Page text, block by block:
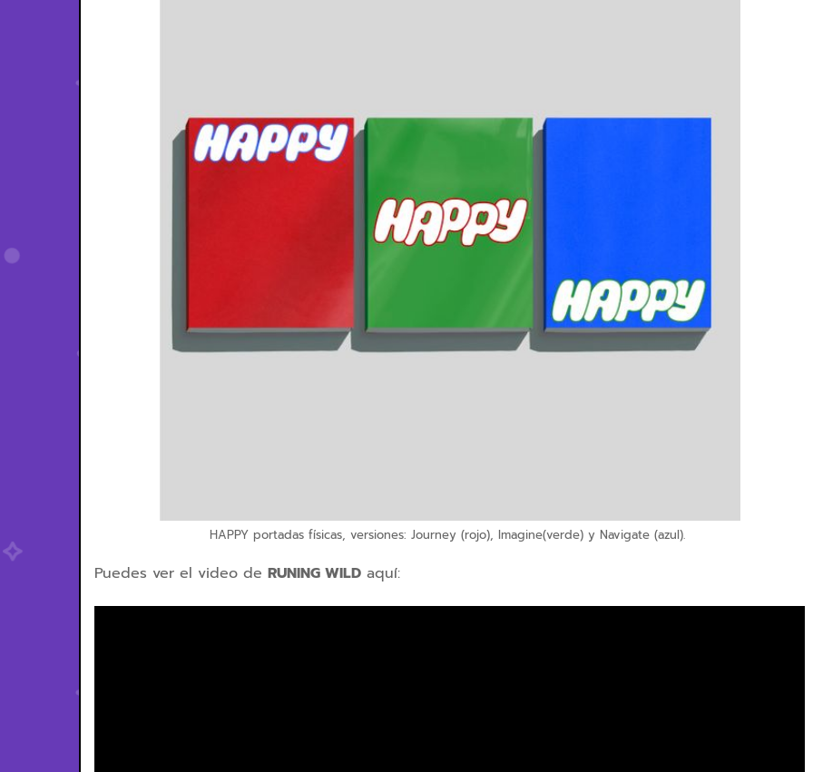
HAPPY portadas físicas, versiones: Journey (rojo), Imagine(verde) y Navigate (azul).
Puedes ver el video de RUNING WILD aquí: